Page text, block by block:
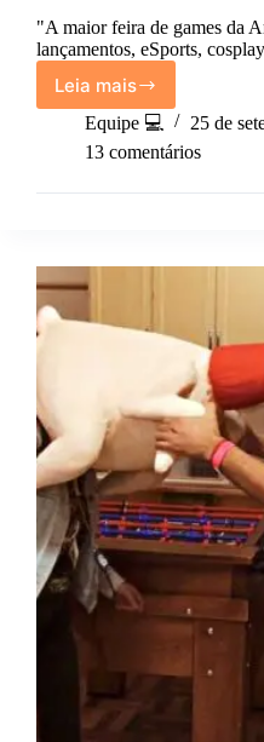
"A maior feira de games da
lançamentos, eSports,
Leia mais
Brasil
Game
Show:
Informações
Equipe 💻
25 de
13 comentários